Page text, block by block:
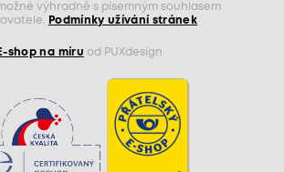
výhradně s písemným souhlasem
Podmínky užívání stránek
shop na míru od PUXdesign